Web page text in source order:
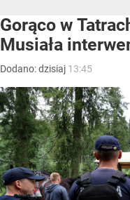
Gorąco w
Musiała
Dodano:dzisiaj 13:45